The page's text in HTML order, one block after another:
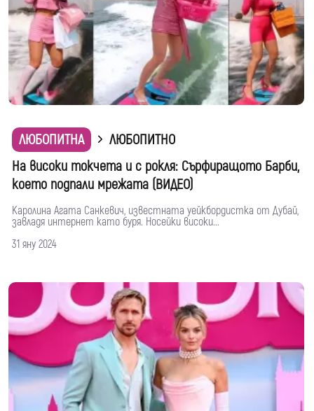
ЛЮБОПИТНА
ЛЮБОПИТНО
На високи токчета и с рокля: Сърфиращото Барби,
което подпали мрежата (ВИДЕО)
Каролина Агата Санкевич, известната уейкбордистка от Дубай,
завладя интернет като буря. Носейки високи...
31 яну 2024